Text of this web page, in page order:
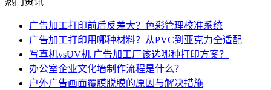
广告加工打印前后反差大？色彩管理校准系统
广告加工打印用哪种材料？从PVC到亚克力全适配
写真机vsUV机 广告加工厂该选哪种打印方案？
办公室企业文化墙制作流程是什么？
户外广告画面覆膜脱膜的原因与解决措施